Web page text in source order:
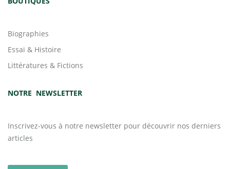
Biographies
Essai & Histoire
Littératures & Fictions
NOTRE NEWSLETTER
Inscrivez-vous à notre newsletter pour découvrir nos derniers
articles